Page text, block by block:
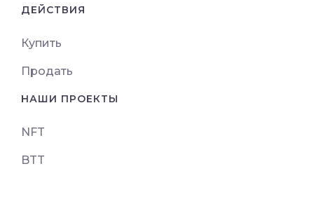
ДЕЙСТВИЯ
Купить
Продать
НАШИ ПРОЕКТЫ
NFT
BTT